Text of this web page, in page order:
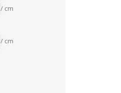
/ cm
/ cm